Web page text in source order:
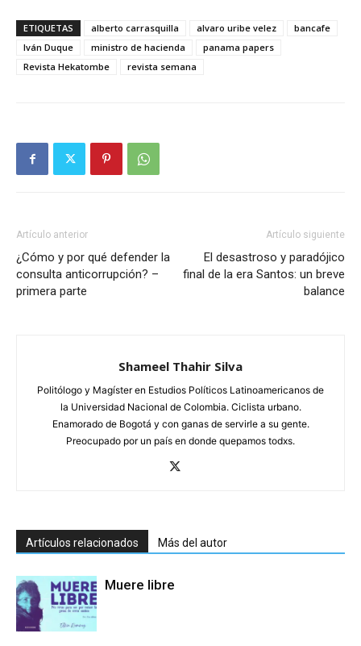
ETIQUETAS alberto carrasquilla alvaro uribe velez
bancafe
Iván Duque
ministro de hacienda
panama papers
Revista Hekatombe
revista semana
Artículo anterior
¿Cómo y por qué defender la
consulta anticorrupción? –
primera parte
Artículo siguiente
El desastroso y paradójico
final de la era Santos: un breve
balance
Shameel Thahir Silva
Politólogo y Magíster en Estudios Políticos Latinoamericanos de
la Universidad Nacional de Colombia. Ciclista urbano.
Enamorado de Bogotá y con ganas de servirle a su gente.
Preocupado por un país en donde quepamos todxs.
Artículos relacionados Más del autor
Muere libre